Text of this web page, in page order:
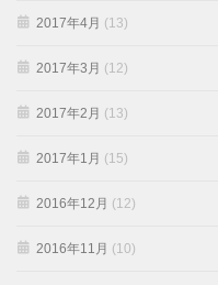
2017年4月 (13)
2017年3月 (12)
2017年2月 (13)
2017年1月 (15)
2016年12月 (12)
2016年11月 (10)